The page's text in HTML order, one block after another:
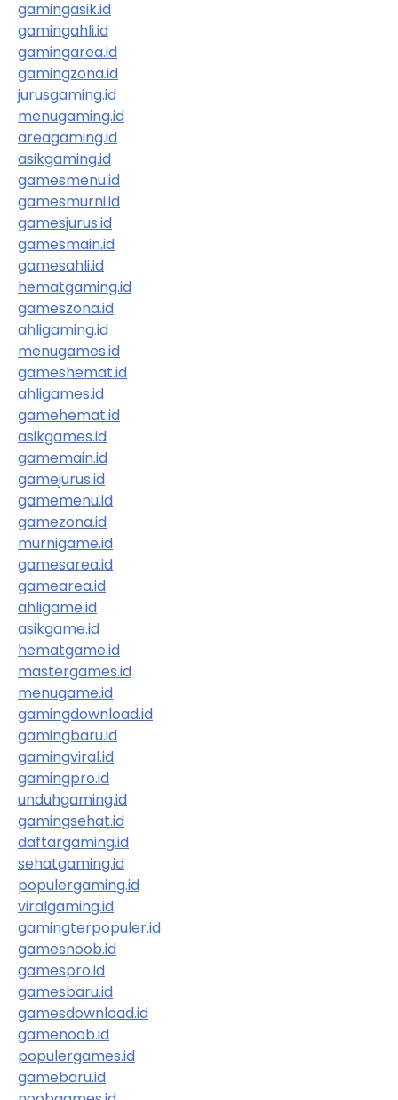
gamingasik.id
gamingahli.id
gamingarea.id
gamingzona.id
jurusgaming.id
menugaming.id
areagaming.id
asikgaming.id
gamesmenu.id
gamesmurni.id
gamesjurus.id
gamesmain.id
gamesahli.id
hematgaming.id
gameszona.id
ahligaming.id
menugames.id
gameshemat.id
ahligames.id
gamehemat.id
asikgames.id
gamemain.id
gamejurus.id
gamemenu.id
gamezona.id
murnigame.id
gamesarea.id
gamearea.id
ahligame.id
asikgame.id
hematgame.id
mastergames.id
menugame.id
gamingdownload.id
gamingbaru.id
gamingviral.id
gamingpro.id
unduhgaming.id
gamingsehat.id
daftargaming.id
sehatgaming.id
populergaming.id
viralgaming.id
gamingterpopuler.id
gamesnoob.id
gamespro.id
gamesbaru.id
gamesdownload.id
gamenoob.id
populergames.id
gamebaru.id